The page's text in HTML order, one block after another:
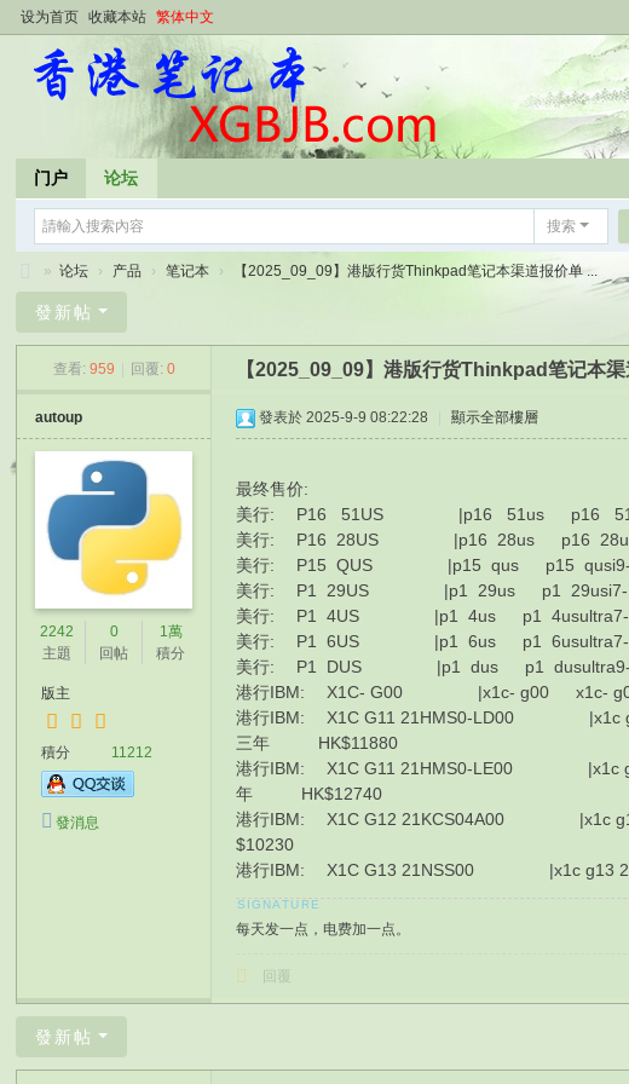
设为首页 收藏本站 繁体中文
门户 论坛
搜索
香
港
记
本
» 论坛 › 产品 › 笔记本 › 【2025_09_09】港版行货Thinkpad笔记本渠道报价单 ...
發新帖
查看: 959 回覆: 0 【2025_09_09】港版行货Thinkpad笔记本
autoup
2242
主題
0
回帖
1萬
積分
版主
積分 11212
發消息
發表於 2025-9-9 08:22:28 顯示全部樓層
最终售价:
美行: P16 51US |p16 51us p16
美行: P16 28US |p16 28us p16 28usi9-
美行: P15 QUS |p15 qus p15 qusi9-
美行: P1 29US |p1 29us p1 29usi7-
美行: P1 4US |p1 4us p1 4usultra7-
美行: P1 6US |p1 6us p1 6usultra7-
美行: P1 DUS |p1 dus p1 dusultra9-
港行IBM: X1C- G00 |x1c- g00 x1c-
港行IBM: X1C G11 21HMS0-LD00 |x1c g11
三年 HK$11880
港行IBM: X1C G11 21HMS0-LE00 |x1c g11
年 HK$12740
港行IBM: X1C G12 21KCS04A00 |x1c g12
$10230
港行IBM: X1C G13 21NSS00 |x1c g13
每天发一点，电费加一点。
回覆
發新帖